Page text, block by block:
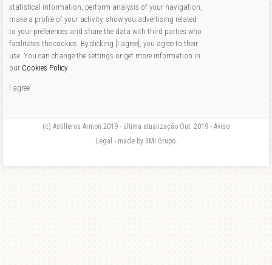
statistical information, perform analysis of your navigation,
make a profile of your activity, show you advertising related
to your preferences and share the data with third parties who
facilitates the cookies. By clicking [I agree], you agree to their
use. You can change the settings or get more information in
our Cookies Policy.
I agree
(c) Astilleros Armon 2019 - última atualização Out. 2019 - Aviso
Legal - made by 3MI Grupo.